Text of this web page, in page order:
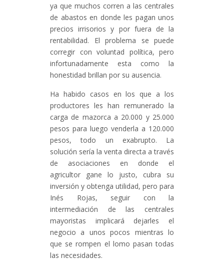
ya que muchos corren a las centrales
de abastos en donde les pagan unos
precios irrisorios y por fuera de la
rentabilidad. El problema se puede
corregir con voluntad política, pero
infortunadamente esta como la
honestidad brillan por su ausencia.
Ha habido casos en los que a los
productores les han remunerado la
carga de mazorca a 20.000 y 25.000
pesos para luego venderla a 120.000
pesos, todo un exabrupto. La
solución sería la venta directa a través
de asociaciones en donde el
agricultor gane lo justo, cubra su
inversión y obtenga utilidad, pero para
Inés Rojas, seguir con la
intermediación de las centrales
mayoristas implicará dejarles el
negocio a unos pocos mientras lo
que se rompen el lomo pasan todas
las necesidades.